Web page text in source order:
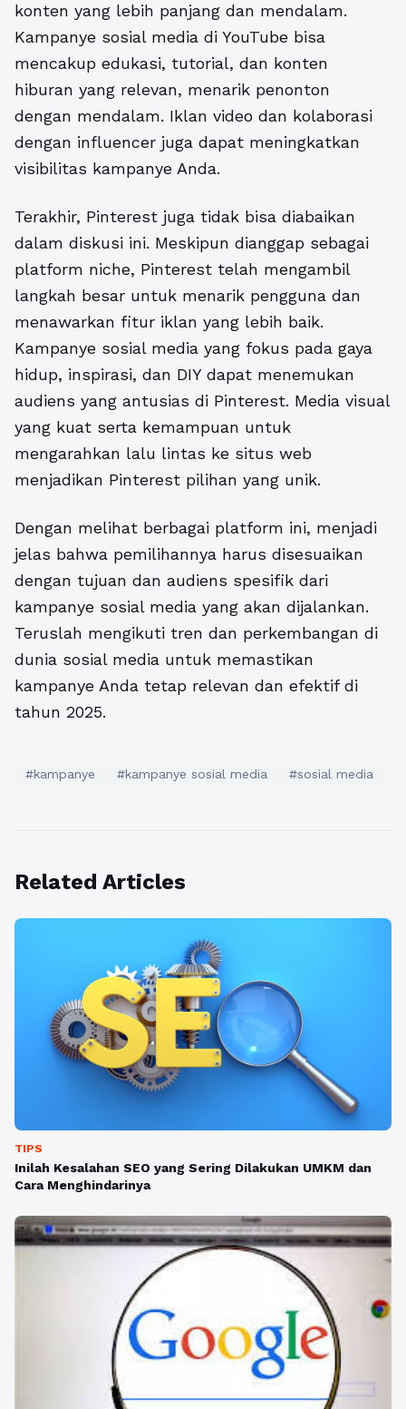
konten yang lebih panjang dan mendalam.
Kampanye sosial media di YouTube bisa
mencakup edukasi, tutorial, dan konten
hiburan yang relevan, menarik penonton
dengan mendalam. Iklan video dan kolaborasi
dengan influencer juga dapat meningkatkan
visibilitas kampanye Anda.
Terakhir, Pinterest juga tidak bisa diabaikan
dalam diskusi ini. Meskipun dianggap sebagai
platform niche, Pinterest telah mengambil
langkah besar untuk menarik pengguna dan
menawarkan fitur iklan yang lebih baik.
Kampanye sosial media yang fokus pada gaya
hidup, inspirasi, dan DIY dapat menemukan
audiens yang antusias di Pinterest. Media visual
yang kuat serta kemampuan untuk
mengarahkan lalu lintas ke situs web
menjadikan Pinterest pilihan yang unik.
Dengan melihat berbagai platform ini, menjadi
jelas bahwa pemilihannya harus disesuaikan
dengan tujuan dan audiens spesifik dari
kampanye sosial media yang akan dijalankan.
Teruslah mengikuti tren dan perkembangan di
dunia sosial media untuk memastikan
kampanye Anda tetap relevan dan efektif di
tahun 2025.
#kampanye #kampanye sosial media #sosial media
Related Articles
TIPS
Inilah Kesalahan SEO yang Sering Dilakukan UMKM dan
Cara Menghindarinya